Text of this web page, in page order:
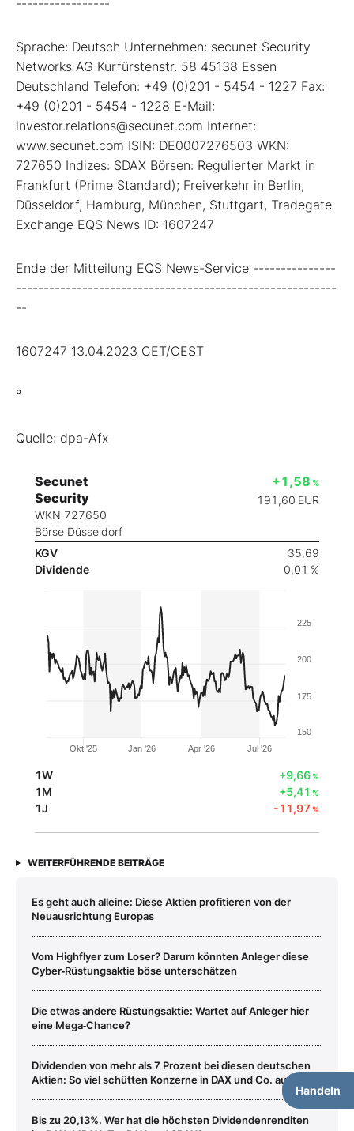
Sprache: Deutsch Unternehmen: secunet Security
Networks AG Kurfürstenstr. 58 45138 Essen
Deutschland Telefon: +49 (0)201 - 5454 - 1227 Fax:
+49 (0)201 - 5454 - 1228 E-Mail:
investor.relations@secunet.com Internet:
www.secunet.com ISIN: DE0007276503 WKN:
727650 Indizes: SDAX Börsen: Regulierter Markt in
Frankfurt (Prime Standard); Freiverkehr in Berlin,
Düsseldorf, Hamburg, München, Stuttgart, Tradegate
Exchange EQS News ID: 1607247
Ende der Mitteilung EQS News-Service ---------------
----------------------------------------------------------
--
1607247 13.04.2023 CET/CEST
°
Quelle: dpa-Afx
Secunet
Security
WKN 727650
Börse Düsseldorf
+1,58 %
191,60 EUR
KGV
35,69
Dividende
0,01 %
Handeln
Okt '25 Jan '26 Apr '26 Jul '26
150
175
200
225
1W +9,66%
1M +5,41 %
1J -11,97 %
WEITERFÜHRENDE BEITRÄGE
Es geht auch alleine: Diese Aktien profitieren von der
Neuausrichtung Europas
Vom Highflyer zum Loser? Darum könnten Anleger diese
Cyber‑Rüstungsaktie böse unterschätzen
Die etwas andere Rüstungsaktie: Wartet auf Anleger hier
eine Mega‑Chance?
Dividenden von mehr als 7 Prozent bei diesen deutschen
Aktien: So viel schütten Konzerne in DAX und Co. aus
Bis zu 20,13%. Wer hat die höchsten Dividendenrenditen